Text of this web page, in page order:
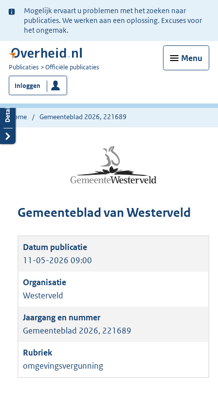
Ter
informatie:
Mogelijk ervaart u problemen met het zoeken naar
publicaties. We werken aan een oplossing. Excuses voor
het ongemak.
Menu
U
bent
nu
hier:
Publicaties Officiële publicaties
Inloggen
Home Gemeenteblad 2026, 221689
Gemeenteblad van Westerveld
11-05-2026 09:00
Westerveld
Gemeenteblad 2026, 221689
omgevingsvergunning